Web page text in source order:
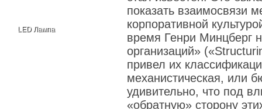
LED Лампа
показать взаимосвязи
корпоративной
время Генри Минцберг
организаций»
привел их
механистическая, или
удивительно, что под
«обратную» сторону